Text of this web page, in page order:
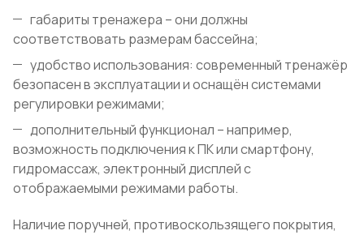
габариты тренажера – они должны
соответствовать размерам бассейна;
удобство использования: современный тренажёр
безопасен в эксплуатации и оснащён системами
регулировки режимами;
дополнительный функционал – например,
возможность подключения к ПК или смартфону,
гидромассаж, электронный дисплей с
отображаемыми режимами работы.
Наличие поручней, противоскользящего покрытия,